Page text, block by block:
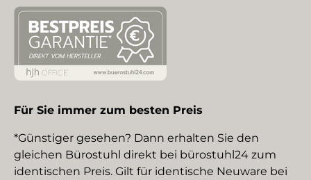
Für Sie immer zum besten Preis
*Günstiger gesehen? Dann erhalten Sie den
gleichen Bürostuhl direkt bei bürostuhl24 zum
identischen Preis. Gilt für identische Neuware bei